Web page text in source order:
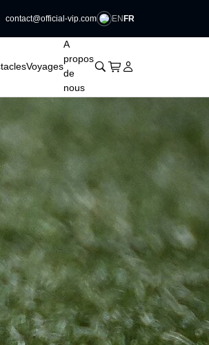
contact@official-vip.com ENFR
Voyages
A
propos
de
nous
􀊫 Cart
􀍩 Se connecter
􀉩